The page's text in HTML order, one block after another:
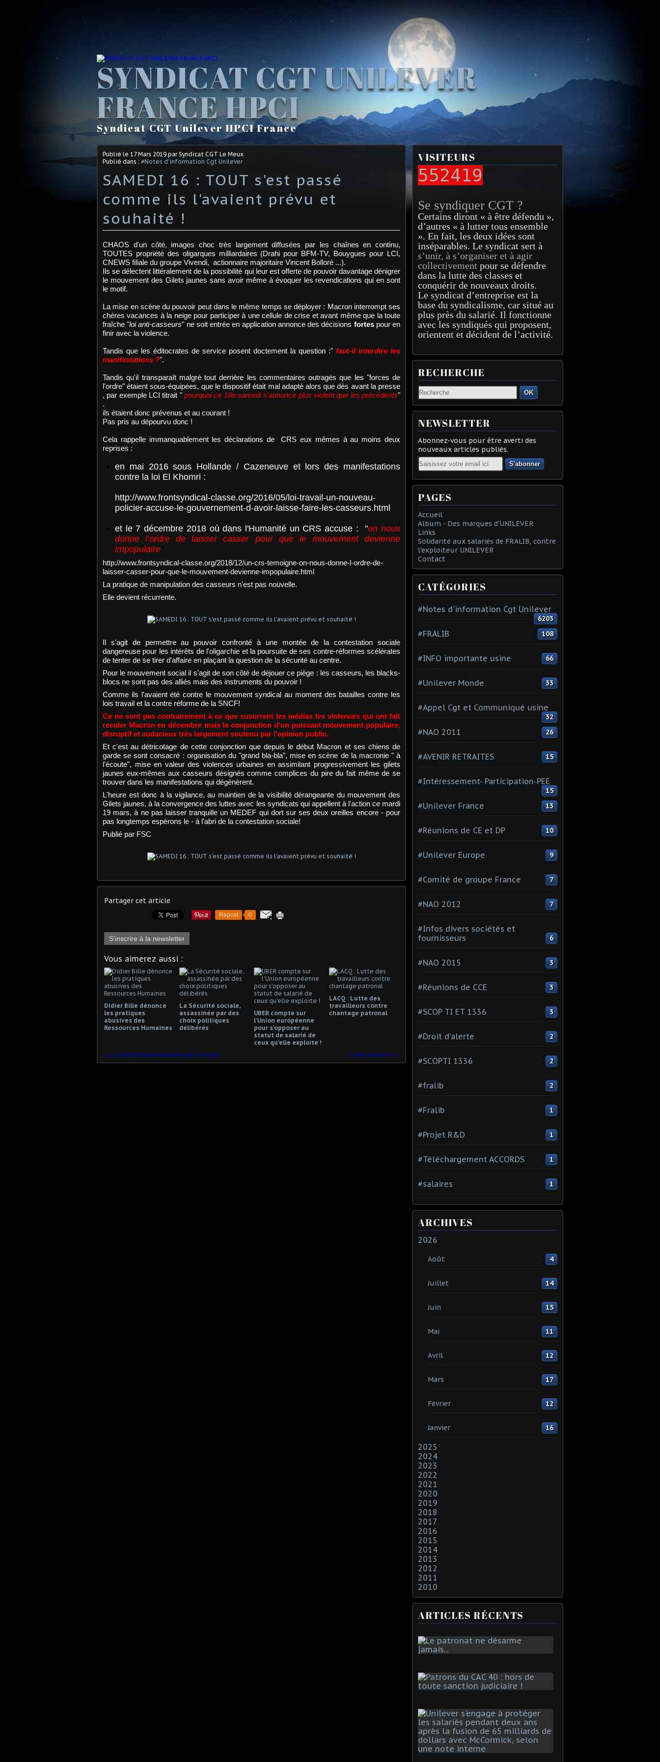
SYNDICAT CGT UNILEVER
FRANCE HPCI
Syndicat CGT Unilever HPCI France
Publié le 17 Mars 2019 par Syndicat CGT Le Meux
Publié dans : #Notes d'information Cgt Unilever
SAMEDI 16 : TOUT s'est passé
comme ils l'avaient prévu et
souhaité !
CHAOS d'un côté, images choc très largement diffusées par les chaînes en continu,
TOUTES propriété des oligarques milliardaires (Drahi pour BFM-TV, Bouygues pour LCI,
CNEWS filiale du groupe Vivendi, actionnaire majoritaire Vincent Bolloré ...).
Ils se délectent littéralement de la possibilité qui leur est offerte de pouvoir davantage dénigrer
le mouvement des Gilets jaunes sans avoir même à évoquer les revendications qui en sont
le motif.
La mise en scène du pouvoir peut dans le même temps se déployer : Macron interrompt ses
chères vacances à la neige pour participer à une cellule de crise et avant même que la toute
fraîche "loi anti-casseurs" ne soit entrée en application annonce des décisions fortespour en
finir avec la violence.
Tandis que les éditocrates de service posent doctement la question :" faut-il interdire les
manifestations ?".
Tandis qu'il transparaît malgré tout derrière les commentaires outragés que les "forces de
l'ordre" étaient sous-équipées, que le dispositif était mal adapté alors que dès avant la presse
, par exemple LCI titrait " pourquoi ce 18e samedi s'annonce plus violent que les précédents"
.
ils étaient donc prévenus et au courant !
Pas pris au dépourvu donc !
Cela rappelle immanquablement les déclarations de CRS eux mêmes à au moins deux
reprises :
en mai 2016 sous Hollande / Cazeneuve et lors des manifestations
contre la loi El Khomri :
http://www.frontsyndical-classe.org/2016/05/loi-travail-un-nouveau-
policier-accuse-le-gouvernement-d-avoir-laisse-faire-les-casseurs.html
et le 7 décembre 2018 où dans l'Humanité un CRS accuse : "on nous
donne l’ordre de laisser casser pour que le mouvement devienne
impopulaire
http://www.frontsyndical-classe.org/2018/12/un-crs-temoigne-on-nous-donne-l-ordre-de-
laisser-casser-pour-que-le-mouvement-devienne-impopulaire.html
La pratique de manipulation des casseurs n'est pas nouvelle.
Elle devient récurrente.
Il s'agit de permettre au pouvoir confronté à une montée de la contestation sociale
dangereuse pour les intérêts de l'oligarchie et la poursuite de ses contre-réformes scélérates
de tenter de se tirer d'affaire en plaçant la question de la sécurité au centre.
Pour le mouvement social il s'agit de son côté de déjouer ce piège : les casseurs, les blacks-
blocs ne sont pas des alliés mais des instruments du pouvoir !
Comme ils l'avaient été contre le mouvement syndical au moment des batailles contre les
lois travail et la contre réforme de la SNCF!
Ce ne sont pas contrairement à ce que susurrent les médias les violences qui ont fait
reculer Macron en décembre mais la conjonction d'un puissant mouvement populaire,
disruptif et audacieux très largement soutenu par l'opinion public.
Et c'est au détricotage de cette conjonction que depuis le début Macron et ses chiens de
garde se sont consacré : organisation du "grand bla-bla", mise en scène de la macronie " à
l'écoute", mise en valeur des violences urbaines en assimilant progressivement les gilets
jaunes eux-mêmes aux casseurs désignés comme complices du pire du fait même de se
trouver dans les manifestations qui dégénèrent.
L'heure est donc à la vigilance, au maintien de la visibilité dérangeante du mouvement des
Gilets jaunes, à la convergence des luttes avec les syndicats qui appellent à l'action ce mardi
19 mars, à ne pas laisser tranquille un MEDEF qui dort sur ses deux oreilles encore - pour
pas longtemps espérons le - à l'abri de la contestation sociale!
Publié par FSC
Partager cet article
Repost 0
S'inscrire à la newsletter
Vous aimerez aussi :
Didier Bille dénonce
les pratiques
abusives des
Ressources Humaines
La Sécurité sociale,
assassinée par des
choix politiques
délibérés
UBER compte sur
l'Union européenne
pour s'opposer au
statut de salarié de
ceux qu'elle exploite !
LACQ : Lutte des
travailleurs contre
chantage patronal
La loi El Khomri censurée par l'Europe Licenciements
VISITEURS
552419
Se syndiquer CGT ?
Certains diront « à être défendu »,
d’autres « à lutter tous ensemble
». En fait, les deux idées sont
inséparables. Le syndicat sert à
s’unir, à s’organiser et à agir
collectivement pour se défendre
dans la lutte des classes et
conquérir de nouveaux droits.
Le syndicat d’entreprise est la
base du syndicalisme, car situé au
plus près du salarié. Il fonctionne
avec les syndiqués qui proposent,
orientent et décident de l’activité.
RECHERCHE
OK
NEWSLETTER
Abonnez-vous pour être averti des
nouveaux articles publiés.
Email
PAGES
Accueil
Album - Des marques d'UNILEVER
Links
Solidarité aux salariés de FRALIB, contre
l'exploiteur UNILEVER
Contact
CATÉGORIES
#Notes d'information Cgt Unilever
6203
#FRALIB 108
#INFO importante usine 66
#Unilever Monde 33
#Appel Cgt et Communiqué usine
32
#NAO 2011 26
#AVENIR RETRAITES 15
#Intéressement- Participation-PEE
15
#Unilever France 13
#Réunions de CE et DP 10
#Unilever Europe 9
#Comité de groupe France 7
#NAO 2012 7
#Infos divers sociétés et
fournisseurs
6
#NAO 2015 3
#Réunions de CCE 3
#SCOP TI ET 1336 3
#Droit d'alerte 2
#SCOPTI 1336 2
#fralib 2
#Fralib 1
#Projet R&D 1
#Téléchargement ACCORDS 1
#salaires 1
ARCHIVES
2026
Août 4
Juillet 14
Juin 15
Mai 11
Avril 12
Mars 17
Février 12
Janvier 16
2025
2024
2023
2022
2021
2020
2019
2018
2017
2016
2015
2014
2013
2012
2011
2010
ARTICLES RÉCENTS